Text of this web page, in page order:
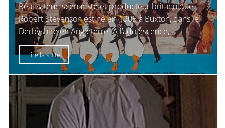
Réalisateur, scénariste et producteur britannique,
Robert Stevenson est né en 1905 à Buxton, dans le
Derbyshire en Angleterre. A l’adolescence,...
Lire la suite